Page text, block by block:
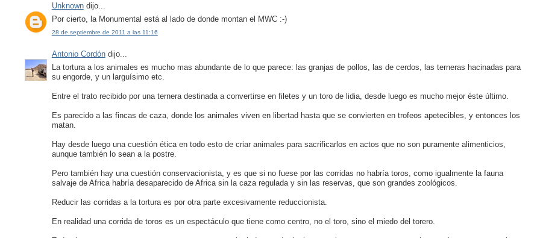
Unknowndijo...
Por cierto, la Monumental está al lado de donde montan el MWC :-)
28 de septiembre de 2011 a las 11:16
Antonio Cordóndijo...
La tortura a los animales es mucho mas abundante de lo que parece: las granjas de pollos, las de cerdos, las terneras hacinadas para
su engorde, y un larguísimo etc.
Entre el trato recibido por una ternera destinada a convertirse en filetes y un toro de lidia, desde luego es mucho mejor éste último.
Es parecido a las fincas de caza, donde los animales viven en libertad hasta que se convierten en trofeos apetecibles, y entonces los
matan.
Hay desde luego una cuestión ética en todo esto de criar animales para sacrificarlos en actos que no son puramente alimenticios,
aunque también lo sean a la postre.
Pero también hay una cuestión conservacionista, y es que si no fuese por las corridas no habría toros, como igualmente la fauna
salvaje de Africa habría desaparecido de Africa sin la caza regulada y sin las reservas, que son grandes zoológicos.
Reducir las corridas a la tortura es por otra parte excesivamente reduccionista.
En realidad una corrida de toros es un espectáculo que tiene como centro, no el toro, sino el miedo del torero.